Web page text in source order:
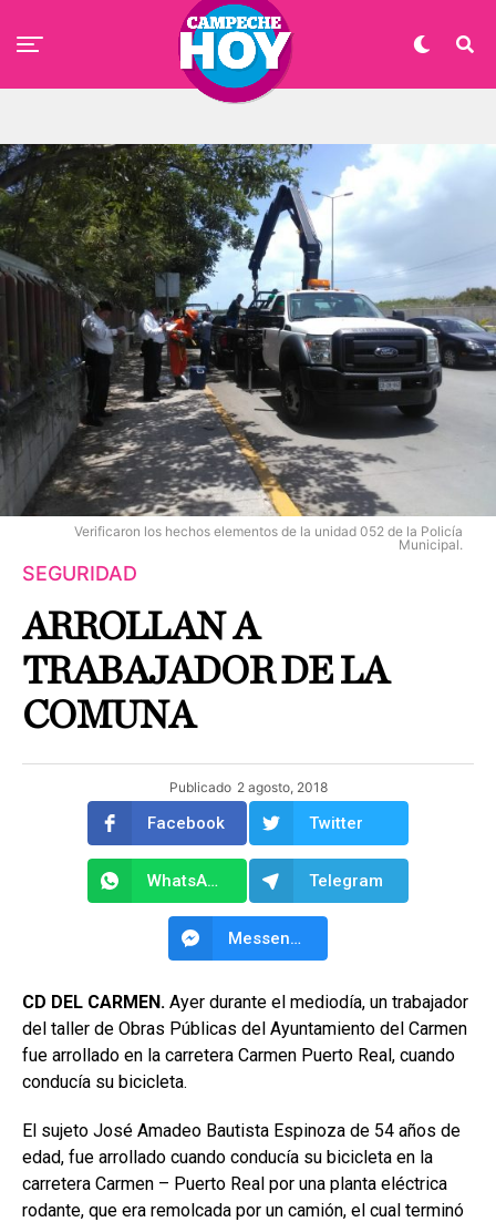
Verificaron los hechos elementos de la unidad 052 de la Policía
Municipal.
SEGURIDAD
ARROLLAN A
TRABAJADOR DE LA
COMUNA
Publicado 2 agosto, 2018
Facebook Twitter
WhatsApp Telegram
Messenger
CD DEL CARMEN. Ayer durante el mediodía, un trabajador
del taller de Obras Públicas del Ayuntamiento del Carmen
fue arrollado en la carretera Carmen Puerto Real, cuando
conducía su bicicleta.
El sujeto José Amadeo Bautista Espinoza de 54 años de
edad, fue arrollado cuando conducía su bicicleta en la
carretera Carmen – Puerto Real por una planta eléctrica
rodante, que era remolcada por un camión, el cual terminó